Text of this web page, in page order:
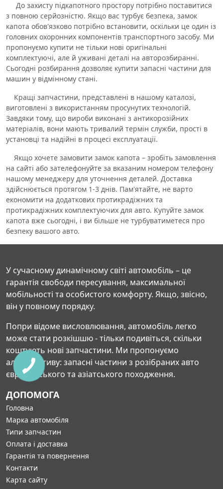
До захисту підкапотного простору потрібно поставитися
з повною серйозністю. Якщо вас турбує безпека, замок
капота обов'язково потрібно встановити, оскільки це один із
головних охоронних компонентів транспортного засобу. Ми
пропонуємо купити не тільки нові оригінальні
комплектуючі, але й уживані деталі на авторозбиранні.
Сьогодні розбирання дозволяє купити запасні частини для
машин у відмінному стані.
Кращі запчастини, представлені в нашому каталозі,
виготовлені з використанням просунутих технологій.
Завдяки тому, що вироби виконані з антикорозійних
матеріалів, вони мають тривалий термін служби, прості в
установці та надійні в процесі експлуатації.
Якщо хочете замовити замок капота – зробіть замовлення
на сайті або зателефонуйте за вказаним номером телефону
нашому менеджеру для уточнення деталей. Доставка
здійснюється протягом 1-3 днів. Пам'ятайте, не варто
економити на додаткових протикрадіжних та
протикрадіжних комплектуючих для авто. Купуйте замок
капота вже сьогодні, і ви більше не турбуватиметеся про
безпеку вашого авто.
У сучасному динамічному світі автомобіль – це
гарантія свободи пересування, максимальної
мобільності та особистого комфорту. Якщо, звісно,
він у повному порядку.
Попри відоме висловлювання, автомобіль легко
може стати розкішшю - тільки подивіться, скільки
коштують нові запчастини. Ми пропонуємо
альтернативу: запасні частини з розібраних авто
європейського та азіатського походження.
ДОПОМОГА
Головна
Марка автомобіля
Типи запчастин
Оплата і доставка
Гарантія та повернення
Контакти
Карта сайту